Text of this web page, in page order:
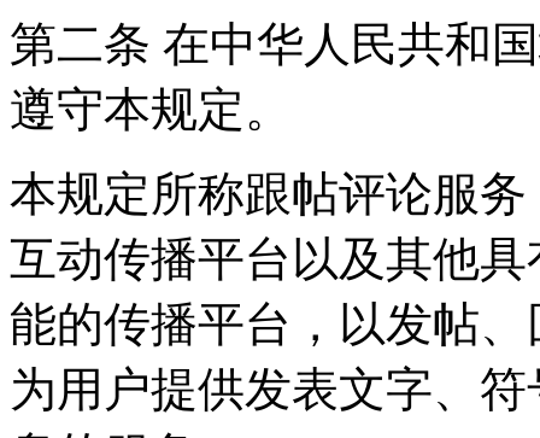
第二条 在中华人民共和
遵守本规定。
本规定所称跟帖评论服
互动传播平台以及其他
能的传播平台，以发帖
为用户提供发表文字、